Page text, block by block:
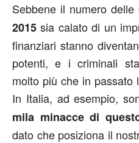
Sebbene il numero delle
2015sia calato di un
finanziari stanno
potenti, e i criminali
molto più che in passato
In Italia, ad esempio,
mila minacce di
dato che posiziona il